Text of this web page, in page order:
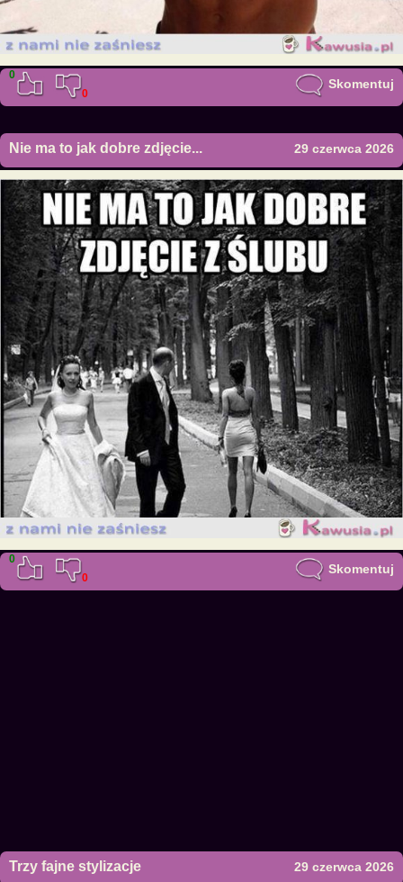
0
0
Skomentuj
Nie ma to jak dobre zdjęcie... 29 czerwca 2026
0
0
Skomentuj
Trzy fajne stylizacje 29 czerwca 2026